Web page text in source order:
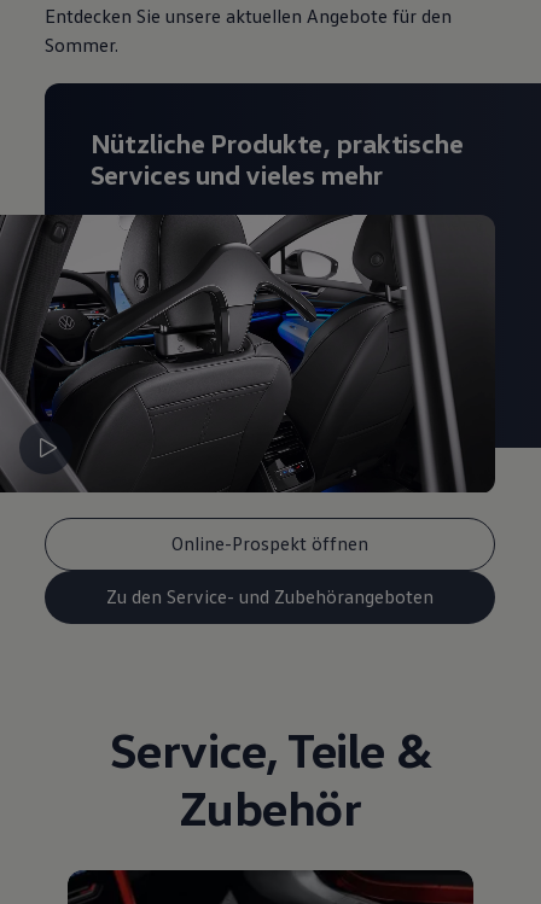
Magazin
Familie
Volkswagen R
Pannen- und Unfallhilfe
Volkswagen Kundenbetreuung
Entdecken Sie unsere aktuellen Angebote für den
Sommer.
Online-Prospekt öffnen
Zu den Service- und Zubehörangeboten
Nützliche Produkte, praktische
Services und vieles mehr
Service, Teile &
Zubehör